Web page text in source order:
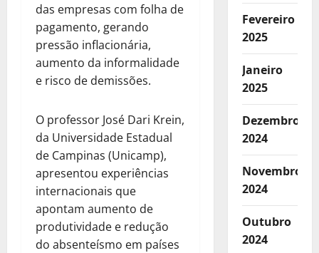
das empresas com folha de
pagamento, gerando
pressão inflacionária,
aumento da informalidade
e risco de demissões.
O professor José Dari Krein,
da Universidade Estadual
de Campinas (Unicamp),
apresentou experiências
internacionais que
apontam aumento de
produtividade e redução
do absenteísmo em países
Fevereiro
2025
Janeiro
2025
Dezembro
2024
Novembro
2024
Outubro
2024